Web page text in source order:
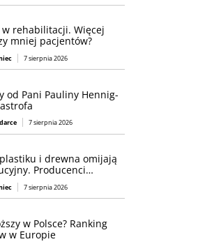
w rehabilitacji. Więcej
mniej pacjentów?
7 sierpnia 2026
od Pani Pauliny Hennig-
7 sierpnia 2026
plastiku i drewna omijają
Producenci…
7 sierpnia 2026
w Polsce? Ranking
w Europie